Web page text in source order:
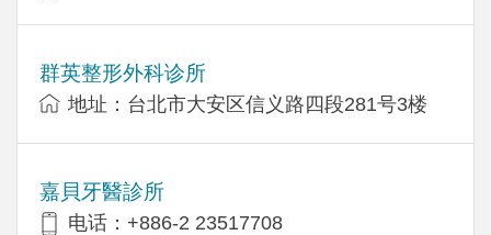
群英整形外科诊所
地址：台北市大安区信义路四段281号3楼
嘉貝牙醫診所
电话：+886-2 23517708